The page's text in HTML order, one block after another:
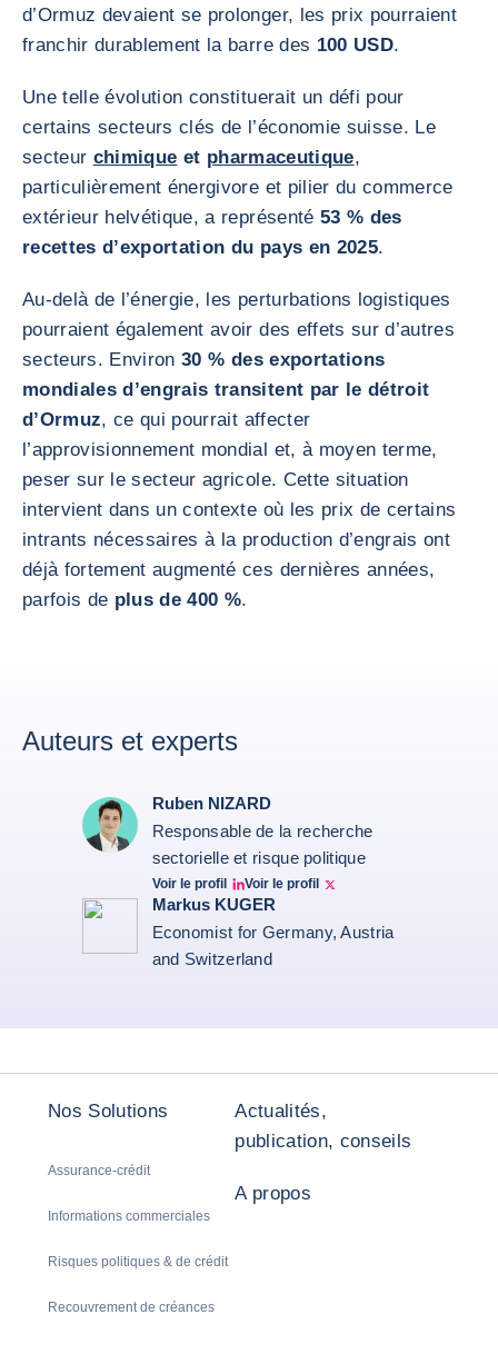
d’Ormuz devaient se prolonger, les prix pourraient
franchir durablement la barre des 100 USD.
Une telle évolution constituerait un défi pour
certains secteurs clés de l’économie suisse. Le
secteur chimique et pharmaceutique,
particulièrement énergivore et pilier du commerce
extérieur helvétique, a représenté 53 % des
recettes d’exportation du pays en 2025.
Au-delà de l’énergie, les perturbations logistiques
pourraient également avoir des effets sur d’autres
secteurs. Environ30 % des exportations
mondiales d’engrais transitent par le détroit
d’Ormuz, ce qui pourrait affecter
l’approvisionnement mondial et, à moyen terme,
peser sur le secteur agricole. Cette situation
intervient dans un contexte où les prix de certains
intrants nécessaires à la production d’engrais ont
déjà fortement augmenté ces dernières années,
parfois de plus de 400 %.
Auteurs et experts
Ruben NIZARD
Responsable de la recherche
sectorielle et risque politique
Voir le profil
Ruben Nizard linkedin
Voir le profil
Ruben Nizard twitter
Markus KUGER
Economist for Germany, Austria
and Switzerland
Nos Solutions
Assurance-crédit
Informations commerciales
Risques politiques & de crédit
Recouvrement de créances
Actualités,
publication, conseils
A propos